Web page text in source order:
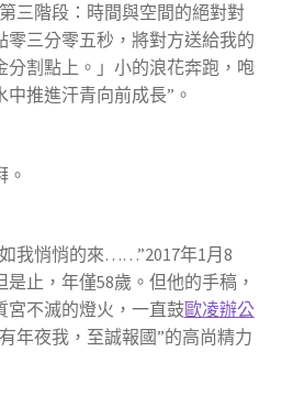
三階段：時間與空間的絕對對
零三分零五秒，將對方送給我的
分割點上。」小的浪花奔跑，咆
推進汗青向前成長”。
悄悄的來……”2017年1月8
止，年僅58歲。但他的手稿，
宮不滅的燈火，一直鼓歐凌辦公
年夜我，至誠報國”的高尚精力